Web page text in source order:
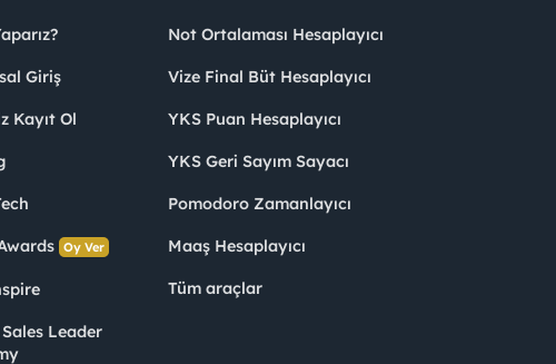
Giriş
Kayıt Ol
Oy Ver
Leader
Not Ortalaması Hesaplayıcı
Vize Final Büt Hesaplayıcı
YKS Puan Hesaplayıcı
YKS Geri Sayım Sayacı
Pomodoro Zamanlayıcı
Maaş Hesaplayıcı
Tüm araçlar